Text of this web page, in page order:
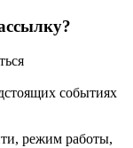
событиях
режим работы,